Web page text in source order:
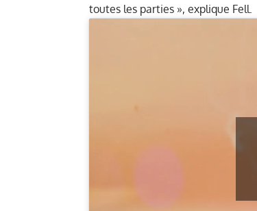
toutes les parties », explique Fell.